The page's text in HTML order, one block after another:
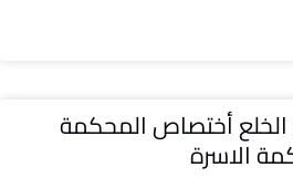
أختصاص المحكمة
الاسرة